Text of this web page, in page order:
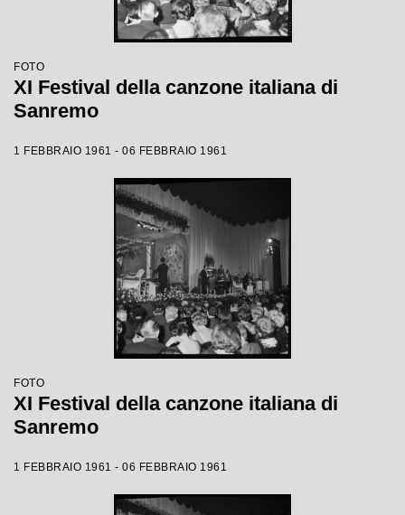
FOTO
XI Festival della canzone italiana di
Sanremo
1 FEBBRAIO 1961 - 06 FEBBRAIO 1961
FOTO
XI Festival della canzone italiana di
Sanremo
1 FEBBRAIO 1961 - 06 FEBBRAIO 1961